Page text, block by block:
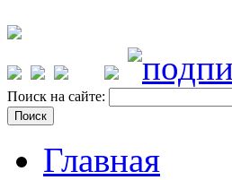
Поиск на сайте:
Главная